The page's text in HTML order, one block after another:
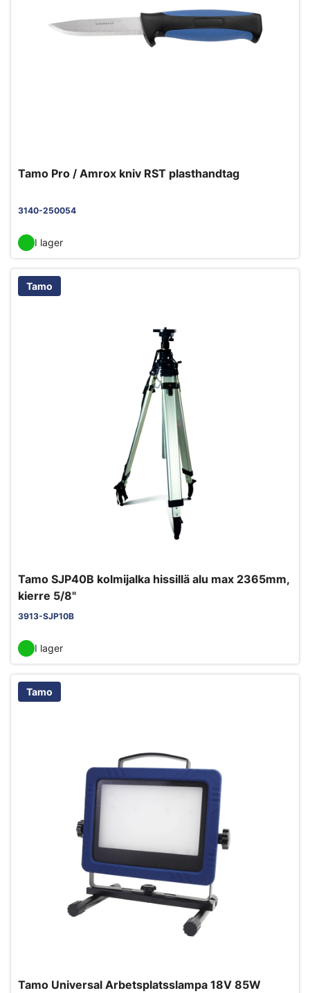
Tamo Pro / Amrox kniv RST plasthandtag
3140-250054
I lager
Tamo
Tamo SJP40B kolmijalka hissillä alu max 2365mm,
kierre 5/8"
3913-SJP10B
I lager
Tamo
Tamo Universal Arbetsplatsslampa 18V 85W